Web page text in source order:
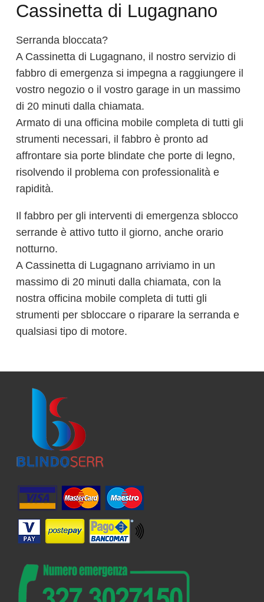
Cassinetta di Lugagnano
Serranda bloccata?
A Cassinetta di Lugagnano, il nostro servizio di
fabbro di emergenza si impegna a raggiungere il
vostro negozio o il vostro garage in un massimo
di 20 minuti dalla chiamata.
Armato di una officina mobile completa di tutti gli
strumenti necessari, il fabbro è pronto ad
affrontare sia porte blindate che porte di legno,
risolvendo il problema con professionalità e
rapidità.
Il fabbro per gli interventi di emergenza sblocco
serrande è attivo tutto il giorno, anche orario
notturno.
A Cassinetta di Lugagnano arriviamo in un
massimo di 20 minuti dalla chiamata, con la
nostra officina mobile completa di tutti gli
strumenti per sbloccare o riparare la serranda e
qualsiasi tipo di motore.